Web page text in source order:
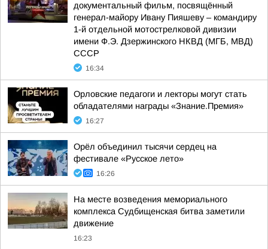
документальный фильм, посвящённый
генерал-майору Ивану Пияшеву – командиру
1-й отдельной мотострелковой дивизии
имени Ф.Э. Дзержинского НКВД (МГБ, МВД)
СССР
16:34
Орловские педагоги и лекторы могут стать
обладателями награды «Знание.Премия»
16:27
Орёл объединил тысячи сердец на
фестивале «Русское лето»
16:26
На месте возведения мемориального
комплекса Судбищенская битва заметили
движение
16:23